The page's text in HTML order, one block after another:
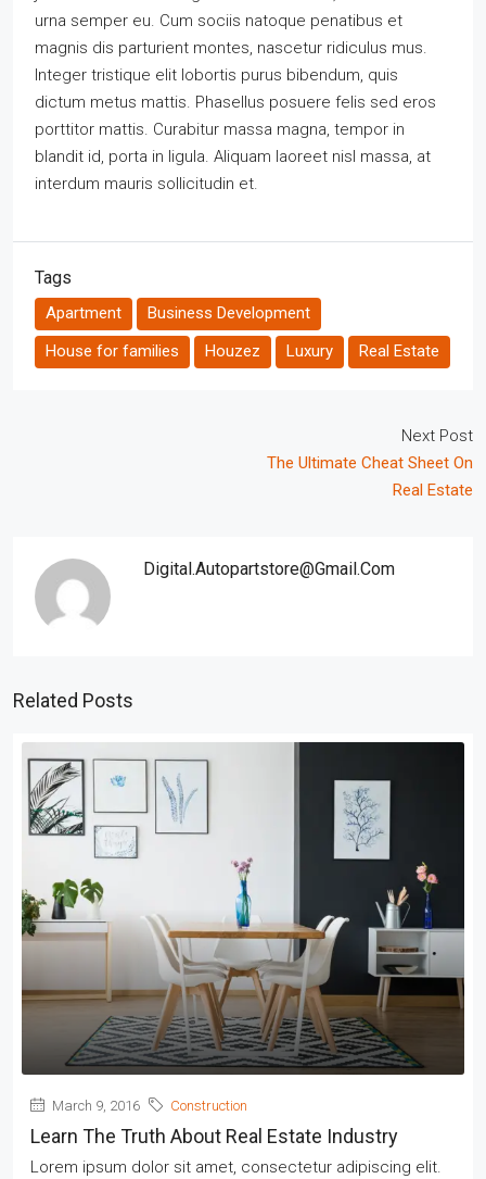
urna semper eu. Cum sociis natoque penatibus et
magnis dis parturient montes, nascetur ridiculus mus.
Integer tristique elit lobortis purus bibendum, quis
dictum metus mattis. Phasellus posuere felis sed eros
porttitor mattis. Curabitur massa magna, tempor in
blandit id, porta in ligula. Aliquam laoreet nisl massa, at
interdum mauris sollicitudin et.
Tags
Apartment
Business Development
House for families
Houzez Luxury Real Estate
Next Post
The Ultimate Cheat Sheet On
Real Estate
Digital.autopartstore@gmail.com
Related Posts
March 9, 2016 Construction
Learn The Truth About Real Estate Industry
Lorem ipsum dolor sit amet, consectetur adipiscing elit.